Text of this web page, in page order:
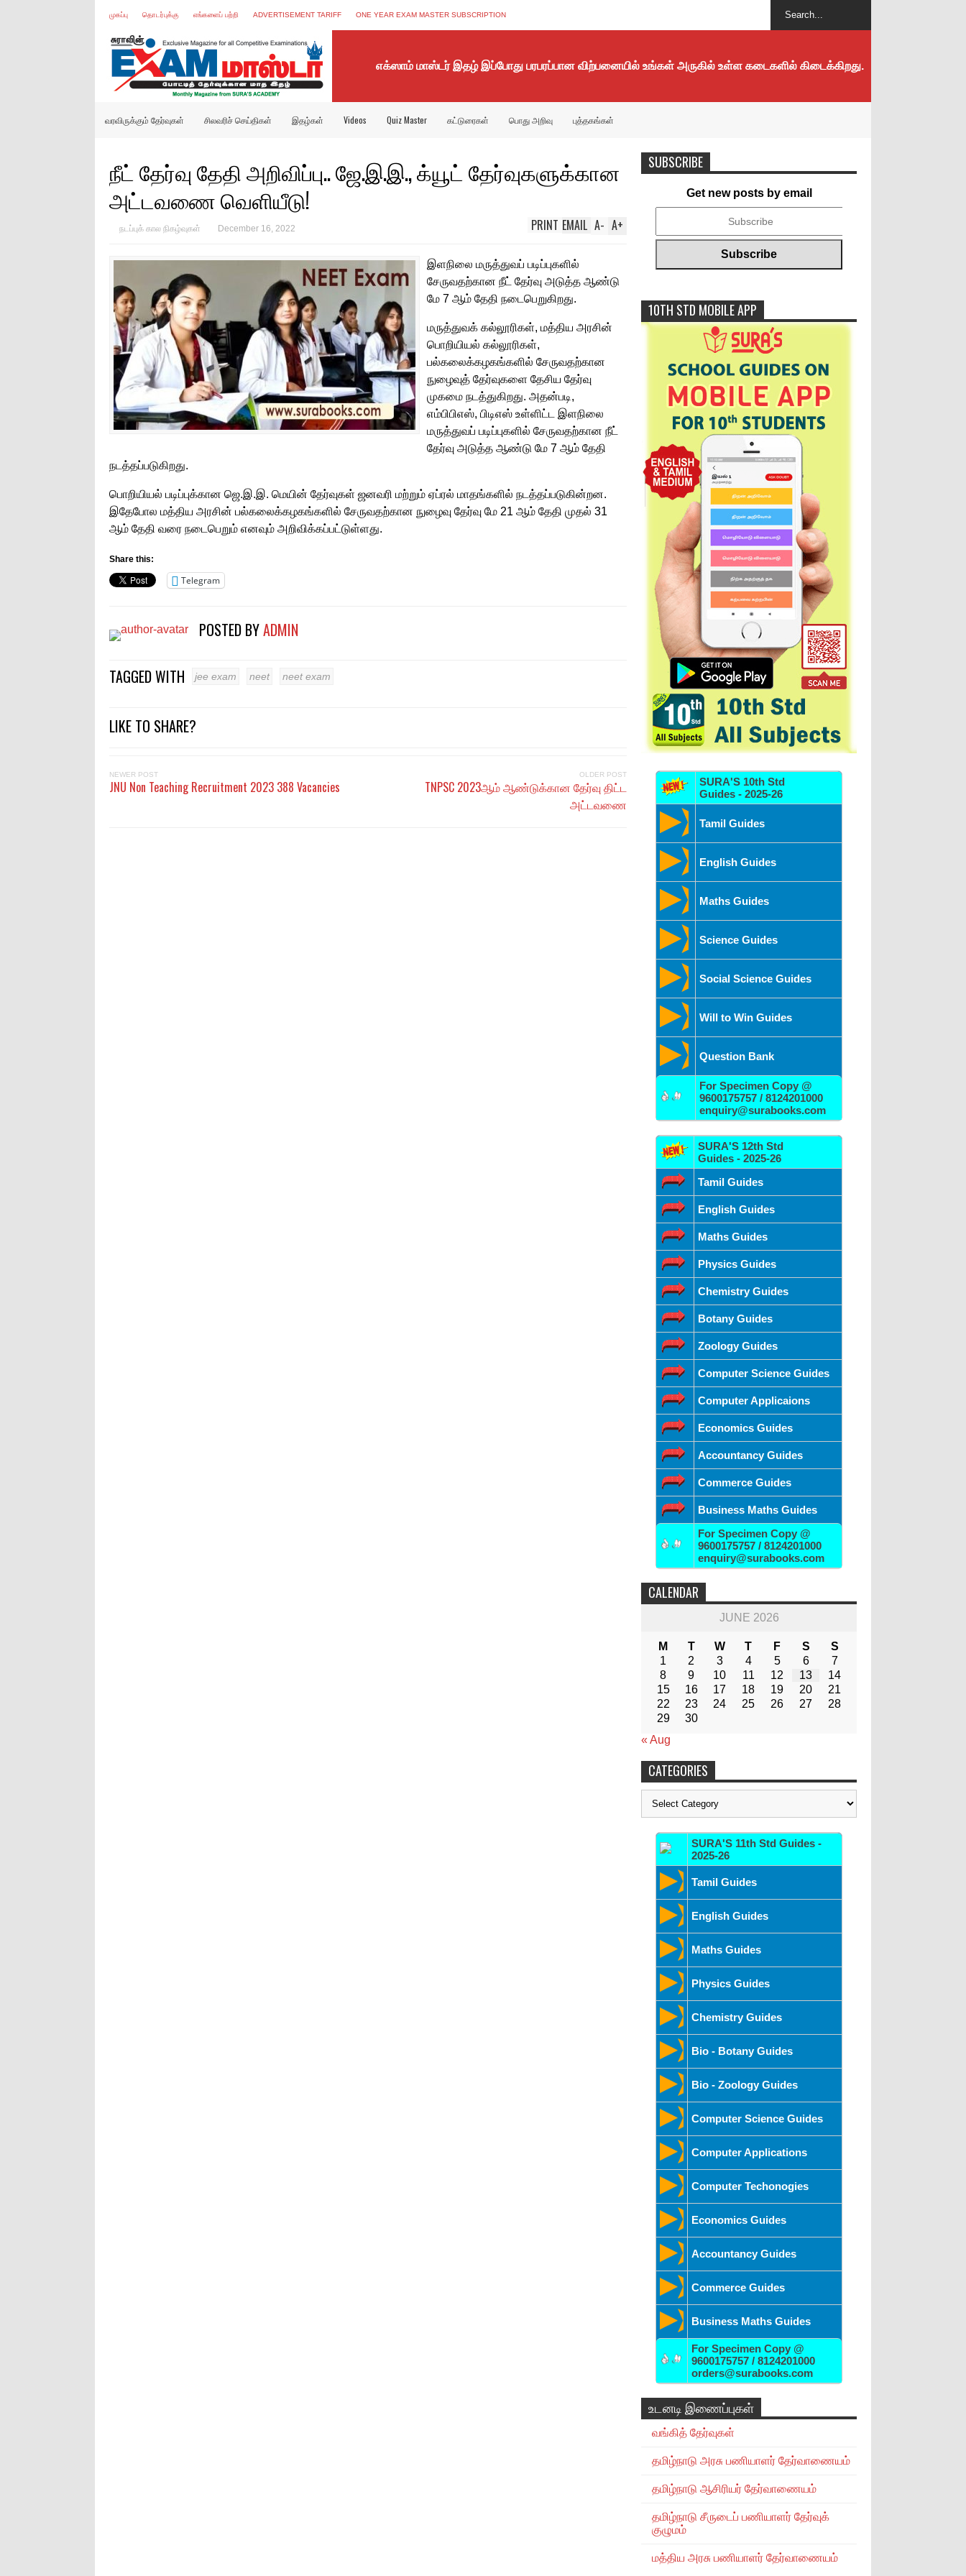
முகப்பு தொடர்புக்கு எங்களைப் பற்றி ADVERTISEMENT TARIFF ONE YEAR EXAM MASTER SUBSCRIPTION
எக்ஸாம் மாஸ்டர் இதழ் இப்போது பரபரப்பான விற்பனையில் உங்கள் அருகில் உள்ள கடைகளில் கிடைக்கிறது.
வரவிருக்கும் தேர்வுகள் சிலவரிச் செய்திகள் இதழ்கள் Videos Quiz Master கட்டுரைகள் பொது அறிவு புத்தகங்கள்
நீட் தேர்வு தேதி அறிவிப்பு.. ஜே.இ.இ., க்யூட் தேர்வுகளுக்கான
அட்டவணை வெளியீடு!
நடப்புக் கால நிகழ்வுகள் December 16, 2022 A+
A-
EMAIL
PRINT
இளநிலை மருத்துவப் படிப்புகளில்
சேருவதற்கான நீட் தேர்வு அடுத்த ஆண்டு
மே 7 ஆம் தேதி நடைபெறுகிறது.
மருத்துவக் கல்லூரிகள், மத்திய அரசின்
பொறியியல் கல்லூரிகள்,
பல்கலைக்கழகங்களில் சேருவதற்கான
நுழைவுத் தேர்வுகளை தேசிய தேர்வு
முகமை நடத்துகிறது. அதன்படி,
எம்பிபிஎஸ், பிடிஎஸ் உள்ளிட்ட இளநிலை
மருத்துவப் படிப்புகளில் சேருவதற்கான நீட்
தேர்வு அடுத்த ஆண்டு மே 7 ஆம் தேதி
நடத்தப்படுகிறது.
பொறியியல் படிப்புக்கான ஜெ.இ.இ. மெயின் தேர்வுகள் ஜனவரி மற்றும் ஏப்ரல் மாதங்களில் நடத்தப்படுகின்றன.
இதேபோல மத்திய அரசின் பல்கலைக்கழகங்களில் சேருவதற்கான நுழைவு தேர்வு மே 21 ஆம் தேதி முதல் 31
ஆம் தேதி வரை நடைபெறும் எனவும் அறிவிக்கப்பட்டுள்ளது.
Share this:
Telegram
POSTED BYADMIN
TAGGED WITH jee exam neet neet exam
LIKE TO SHARE?
NEWER POST
JNU Non Teaching Recruitment 2023 388 Vacancies
OLDER POST
TNPSC 2023ஆம் ஆண்டுக்கான தேர்வு திட்ட
அட்டவணை
SUBSCRIBE
Get new posts by email
10TH STD MOBILE APP
SURA'S 10th Std
Guides - 2025-26
Tamil Guides
English Guides
Maths Guides
Science Guides
Social Science Guides
Will to Win Guides
Question Bank
For Specimen Copy @
9600175757 / 8124201000
enquiry@surabooks.com
SURA'S 12th Std
Guides - 2025-26
Tamil Guides
English Guides
Maths Guides
Physics Guides
Chemistry Guides
Botany Guides
Zoology Guides
Computer Science Guides
Computer Applicaions
Economics Guides
Accountancy Guides
Commerce Guides
Business Maths Guides
For Specimen Copy @
9600175757 / 8124201000
enquiry@surabooks.com
CALENDAR
JUNE 2026
M T W T F S
S
1
2 3 4 5 6
7
8
9 10 11 12 13
14
15
16 17 18 19 20
21
22
23 24 25 26 27
28
29
30
« Aug
CATEGORIES
Categories
SURA'S 11th Std Guides -
2025-26
Tamil Guides
English Guides
Maths Guides
Physics Guides
Chemistry Guides
Bio - Botany Guides
Bio - Zoology Guides
Computer Science Guides
Computer Applications
Computer Techonogies
Economics Guides
Accountancy Guides
Commerce Guides
Business Maths Guides
For Specimen Copy @
9600175757 / 8124201000
orders@surabooks.com
உடனடி இணைப்புகள்
வங்கித் தேர்வுகள்
தமிழ்நாடு அரசு பணியாளர் தேர்வாணையம்
தமிழ்நாடு ஆசிரியர் தேர்வாணையம்
தமிழ்நாடு சீருடைப் பணியாளர் தேர்வுக்
குழுமம்
மத்திய அரசு பணியாளர் தேர்வாணையம்